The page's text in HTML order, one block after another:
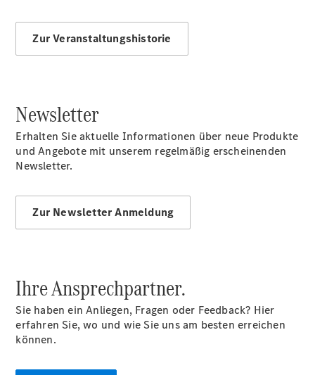
Zur Veranstaltungshistorie
Newsletter
Erhalten Sie aktuelle Informationen über neue Produkte
und Angebote mit unserem regelmäßig erscheinenden
Newsletter.
Zur Newsletter Anmeldung
Ihre Ansprechpartner.
Sie haben ein Anliegen, Fragen oder Feedback? Hier
erfahren Sie, wo und wie Sie uns am besten erreichen
können.